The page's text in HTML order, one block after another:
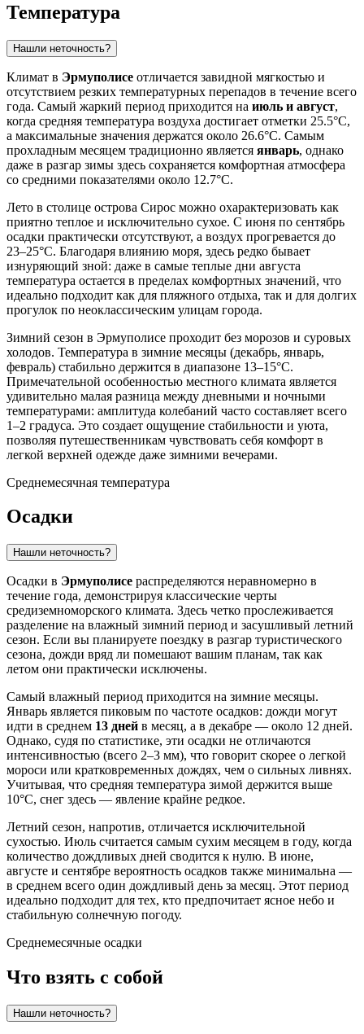
Температура
Нашли неточность?
Климат в Эрмуполисе отличается завидной мягкостью и
отсутствием резких температурных перепадов в течение всего
года. Самый жаркий период приходится на июль и август,
когда средняя температура воздуха достигает отметки 25.5°C,
а максимальные значения держатся около 26.6°C. Самым
прохладным месяцем традиционно является январь, однако
даже в разгар зимы здесь сохраняется комфортная атмосфера
со средними показателями около 12.7°C.
Лето в столице острова Сирос можно охарактеризовать как
приятно теплое и исключительно сухое. С июня по сентябрь
осадки практически отсутствуют, а воздух прогревается до
23–25°C. Благодаря влиянию моря, здесь редко бывает
изнуряющий зной: даже в самые теплые дни августа
температура остается в пределах комфортных значений, что
идеально подходит как для пляжного отдыха, так и для долгих
прогулок по неоклассическим улицам города.
Зимний сезон в Эрмуполисе проходит без морозов и суровых
холодов. Температура в зимние месяцы (декабрь, январь,
февраль) стабильно держится в диапазоне 13–15°C.
Примечательной особенностью местного климата является
удивительно малая разница между дневными и ночными
температурами: амплитуда колебаний часто составляет всего
1–2 градуса. Это создает ощущение стабильности и уюта,
позволяя путешественникам чувствовать себя комфорт в
легкой верхней одежде даже зимними вечерами.
Среднемесячная температура
Осадки
Нашли неточность?
Осадки в Эрмуполисе распределяются неравномерно в
течение года, демонстрируя классические черты
средиземноморского климата. Здесь четко прослеживается
разделение на влажный зимний период и засушливый летний
сезон. Если вы планируете поездку в разгар туристического
сезона, дожди вряд ли помешают вашим планам, так как
летом они практически исключены.
Самый влажный период приходится на зимние месяцы.
Январь является пиковым по частоте осадков: дожди могут
идти в среднем 13 дней в месяц, а в декабре — около 12 дней.
Однако, судя по статистике, эти осадки не отличаются
интенсивностью (всего 2–3 мм), что говорит скорее о легкой
мороси или кратковременных дождях, чем о сильных ливнях.
Учитывая, что средняя температура зимой держится выше
10°C, снег здесь — явление крайне редкое.
Летний сезон, напротив, отличается исключительной
сухостью. Июль считается самым сухим месяцем в году, когда
количество дождливых дней сводится к нулю. В июне,
августе и сентябре вероятность осадков также минимальна —
в среднем всего один дождливый день за месяц. Этот период
идеально подходит для тех, кто предпочитает ясное небо и
стабильную солнечную погоду.
Среднемесячные осадки
Что взять с собой
Нашли неточность?